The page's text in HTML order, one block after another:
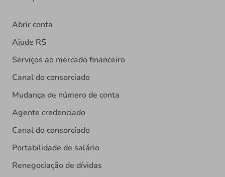
Abrir conta
Ajude RS
Serviços ao mercado financeiro
Canal do consorciado
Mudança de número de conta
Agente credenciado
Canal do consorciado
Portabilidade de salário
Renegociação de dívidas